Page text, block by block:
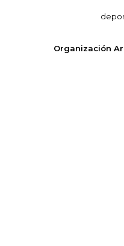
Organización